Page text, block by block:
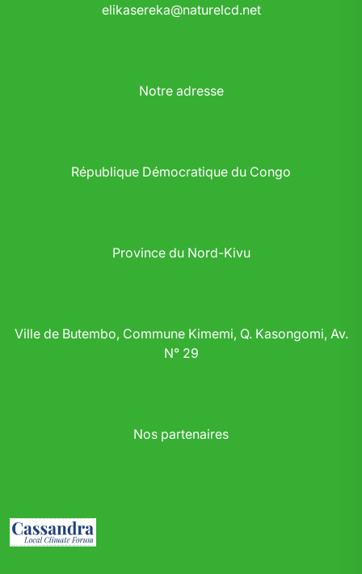
elikasereka@naturelcd.net
Notre adresse
République Démocratique du Congo
Province du Nord-Kivu
Ville de Butembo, Commune Kimemi, Q. Kasongomi, Av.
N° 29
Nos partenaires